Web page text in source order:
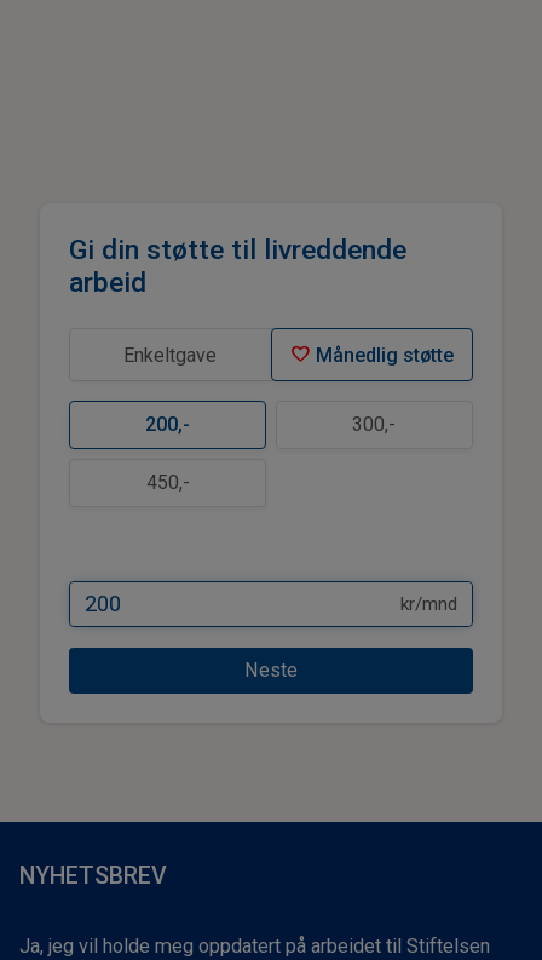
Gi din støtte til livreddende
arbeid
Enkeltgave favorite Månedlig støtte
200,- 300,-
450,-
kr/mnd
Neste
NYHETSBREV
Ja, jeg vil holde meg oppdatert på arbeidet til Stiftelsen